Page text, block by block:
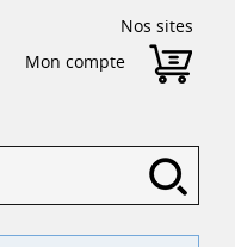
Mon compte
Nos sites